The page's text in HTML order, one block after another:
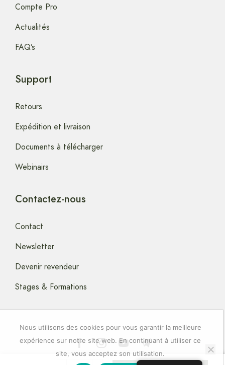
Compte Pro
Actualités
FAQ’s
Support
Retours
Expédition et livraison
Documents à télécharger
Webinairs
Contactez-nous
Contact
Newsletter
Devenir revendeur
Stages & Formations
Nous utilisons des cookies pour vous garantir la meilleure
expérience sur notre site web. En continuant à utiliser ce
site, vous acceptez son utilisation.